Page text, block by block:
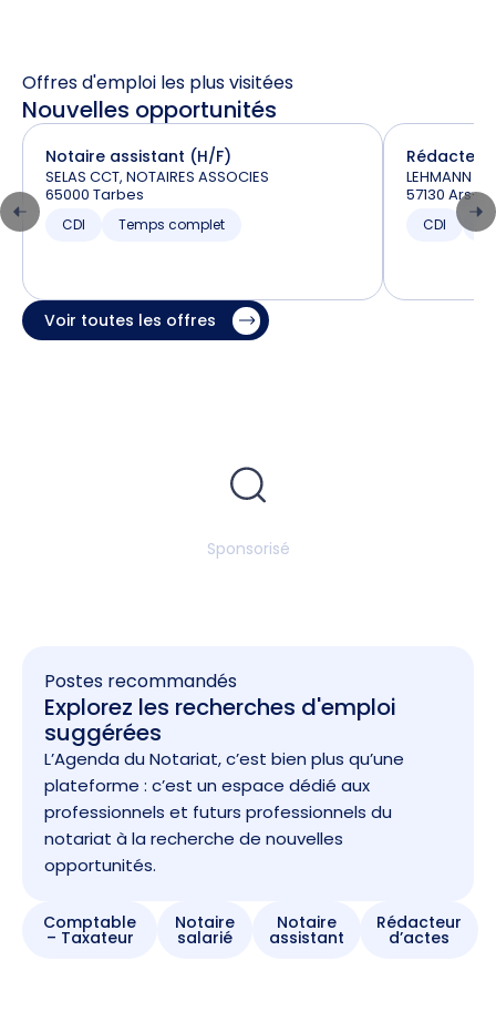
Offres d'emploi les plus visitées
Nouvelles opportunités
Notaire assistant (H/F)
SELAS CCT, NOTAIRES ASSOCIES
65000 Tarbes
CDI Temps complet
Rédacteur
LEHMANN
57130 Ars-
CDI
Voir toutes les offres
Sponsorisé
Postes recommandés
Explorez les recherches d'emploi
suggérées
L’Agenda du Notariat, c’est bien plus qu’une
plateforme : c’est un espace dédié aux
professionnels et futurs professionnels du
notariat à la recherche de nouvelles
opportunités.
Comptable
– Taxateur
Notaire
salarié
Notaire
assistant
Rédacteur
d’actes